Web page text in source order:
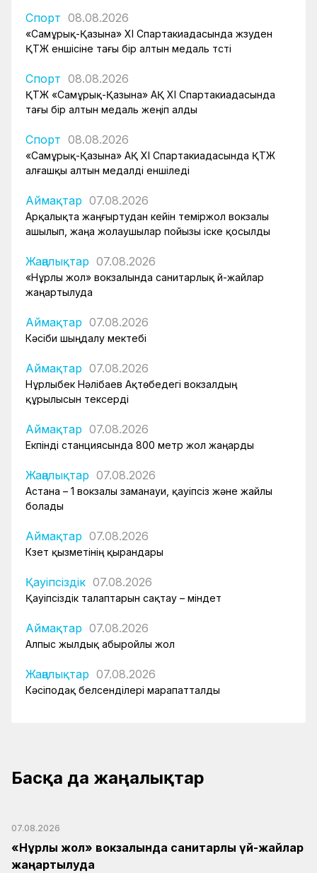
Спорт 08.08.2026
«Самұрық-Қазына» XI Спартакиадасында жүзуден
ҚТЖ еншісіне тағы бір алтын медаль түсті
Спорт 08.08.2026
ҚТЖ «Самұрық-Қазына» АҚ XI Спартакиадасында
тағы бір алтын медаль жеңіп алды
Спорт 08.08.2026
«Самұрық-Қазына» АҚ XI Спартакиадасында ҚТЖ
алғашқы алтын медалді еншіледі
Аймақтар 07.08.2026
Арқалықта жаңғыртудан кейін теміржол вокзалы
ашылып, жаңа жолаушылар пойызы іске қосылды
Жаңалықтар 07.08.2026
«Нұрлы жол» вокзалында санитарлық үй-жайлар
жаңартылуда
Аймақтар 07.08.2026
Кәсіби шыңдалу мектебі
Аймақтар 07.08.2026
Нұрлыбек Нәлібаев Ақтөбедегі вокзалдың
құрылысын тексерді
Аймақтар 07.08.2026
Екпінді станциясында 800 метр жол жаңарды
Жаңалықтар 07.08.2026
Астана – 1 вокзалы заманауи, қауіпсіз және жайлы
болады
Аймақтар 07.08.2026
Күзет қызметінің қырандары
Қауіпсіздік 07.08.2026
Қауіпсіздік талаптарын сақтау – міндет
Аймақтар 07.08.2026
Алпыс жылдық абыройлы жол
Жаңалықтар 07.08.2026
Кәсіподақ белсенділері марапатталды
Басқа да жаңалықтар
07.08.2026
«Нұрлы жол» вокзалында санитарлық үй-жайлар
жаңартылуда